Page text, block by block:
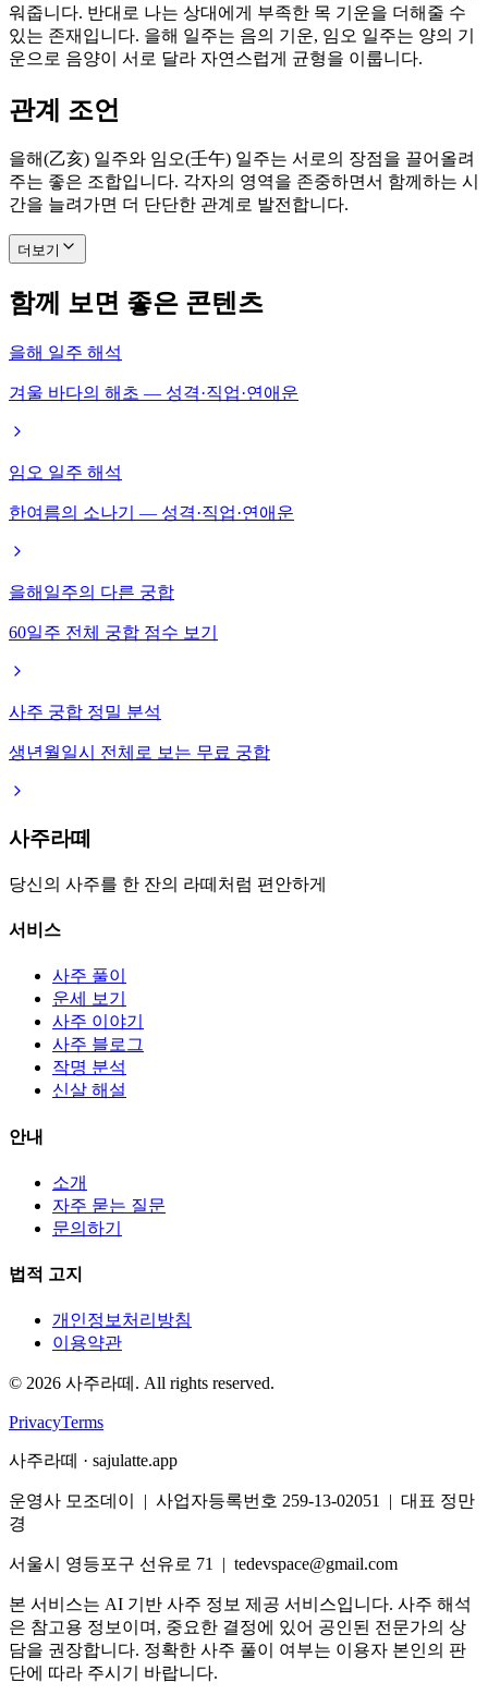
워줍니다. 반대로 나는 상대에게 부족한 목 기운을 더해줄 수
있는 존재입니다. 을해 일주는 음의 기운, 임오 일주는 양의 기
운으로 음양이 서로 달라 자연스럽게 균형을 이룹니다.
관계 조언
을해(乙亥) 일주와 임오(壬午) 일주는 서로의 장점을 끌어올려
주는 좋은 조합입니다. 각자의 영역을 존중하면서 함께하는 시
간을 늘려가면 더 단단한 관계로 발전합니다.
더보기
함께 보면 좋은 콘텐츠
을해 일주 해석
겨울 바다의 해초 — 성격·직업·연애운
임오 일주 해석
한여름의 소나기 — 성격·직업·연애운
을해일주의 다른 궁합
60일주 전체 궁합 점수 보기
사주 궁합 정밀 분석
생년월일시 전체로 보는 무료 궁합
사주라떼
당신의 사주를 한 잔의 라떼처럼 편안하게
서비스
사주 풀이
운세 보기
사주 이야기
사주 블로그
작명 분석
신살 해설
안내
소개
자주 묻는 질문
문의하기
법적 고지
개인정보처리방침
이용약관
© 2026 사주라떼. All rights reserved.
PrivacyTerms
사주라떼 · sajulatte.app
운영사 모조데이 | 사업자등록번호 259-13-02051 | 대표 정만
경
서울시 영등포구 선유로 71 | tedevspace@gmail.com
본 서비스는 AI 기반 사주 정보 제공 서비스입니다. 사주 해석
은 참고용 정보이며, 중요한 결정에 있어 공인된 전문가의 상
담을 권장합니다. 정확한 사주 풀이 여부는 이용자 본인의 판
단에 따라 주시기 바랍니다.